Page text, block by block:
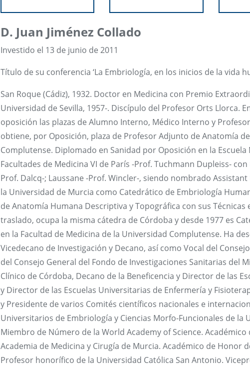
D. Juan Jiménez Collado
Investido el 13 de junio de 2011
Título de su conferencia ‘La Embriología, en los inicios de la vida
San Roque (Cádiz), 1932. Doctor en Medicina con Premio
Universidad de Sevilla, 1957-. Discípulo del Profesor Orts Llorca.
oposición las plazas de Alumno Interno, Médico Interno y
obtiene, por Oposición, plaza de Profesor Adjunto de Anatomía
Complutense. Diplomado en Sanidad por Oposición en la
Facultades de Medicina VI de París -Prof. Tuchmann Dupleiss-
Prof. Dalcq-; Laussane -Prof. Wincler-, siendo nombrado
la Universidad de Murcia como Catedrático de Embriología
de Anatomía Humana Descriptiva y Topográfica con sus
traslado, ocupa la misma cátedra de Córdoba y desde 1977 es
en la Facultad de Medicina de la Universidad Complutense. Ha
Vicedecano de Investigación y Decano, así como Vocal del
del Consejo General del Fondo de Investigaciones Sanitarias del
Clínico de Córdoba, Decano de la Beneficencia y Director de las
y Director de las Escuelas Universitarias de Enfermería y
y Presidente de varios Comités científicos nacionales e
Universitarios de Embriología y Ciencias Morfo-Funcionales de la
Miembro de Número de la World Academy of Science.
Academia de Medicina y Cirugía de Murcia. Académico de Honor
Profesor honorífico de la Universidad Católica San Antonio.